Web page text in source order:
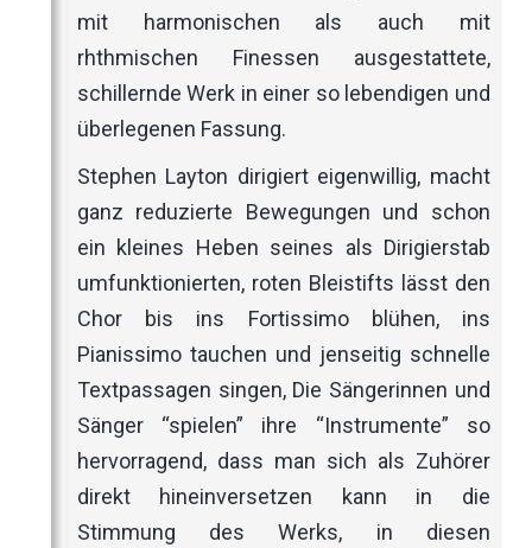
mit harmonischen als auch mit
rhthmischen Finessen ausgestattete,
schillernde Werk in einer so lebendigen und
überlegenen Fassung.
Stephen Layton dirigiert eigenwillig, macht
ganz reduzierte Bewegungen und schon
ein kleines Heben seines als Dirigierstab
umfunktionierten, roten Bleistifts lässt den
Chor bis ins Fortissimo blühen, ins
Pianissimo tauchen und jenseitig schnelle
Textpassagen singen, Die Sängerinnen und
Sänger “spielen” ihre “Instrumente” so
hervorragend, dass man sich als Zuhörer
direkt hineinversetzen kann in die
Stimmung des Werks, in diesen